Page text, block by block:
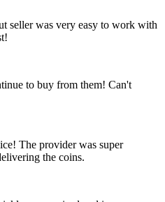
seller was very easy to work with
to buy from them! Can't
The provider was super
the coins.